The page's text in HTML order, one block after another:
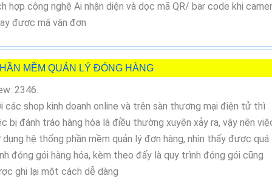
hợp công nghệ Ai nhận diện và dọc mã QR/ bar code khi
được mã vận đơn
MỀM QUẢN LÝ ĐÓNG HÀNG
2346.
các shop kinh doanh online và trên sàn thương mại điện tử thì
bị đánh tráo hàng hóa là điều thường xuyên xảy ra, vậy nên
dụng hệ thống phần mềm quản lý đơn hàng, nhìn thấy được quá
đóng gói hàng hóa, kèm theo đấy là quy trình đóng gói cũng
ghi lại một cách dễ dàng